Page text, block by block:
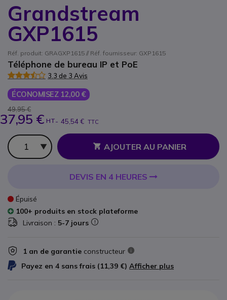
Grandstream
GXP1615
Réf. produit: GRAGXP1615 // Réf. fournisseur: GXP1615
Téléphone de bureau IP et PoE
3.3 de 3 Avis
ÉCONOMISEZ 12,00 €
49,95 €
37,95 € HT- 45,54 € TTC
Qté
AJOUTER AU PANIER
DEVIS EN 4 HEURES
Épuisé
100+ produits en stock plateforme
Livraison : 5-7 jours
1 an de garantie constructeur
Payez en 4 sans frais (11,39 €) Afficher plus
Passer au début de la Galerie d’images